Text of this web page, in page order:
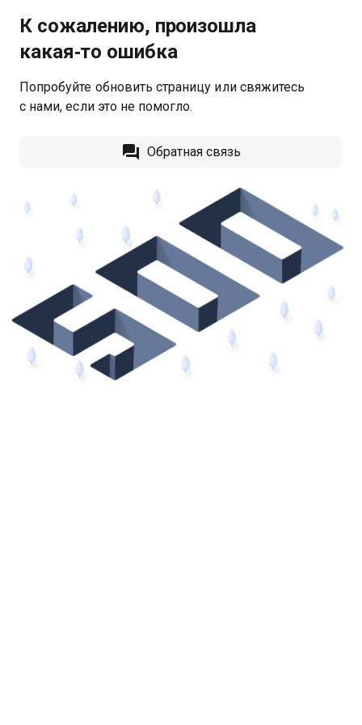
К сожалению, произошла
какая‑то ошибка
Попробуйте обновить страницу или свяжитесь
с нами, если это не помогло.
Обратная связь